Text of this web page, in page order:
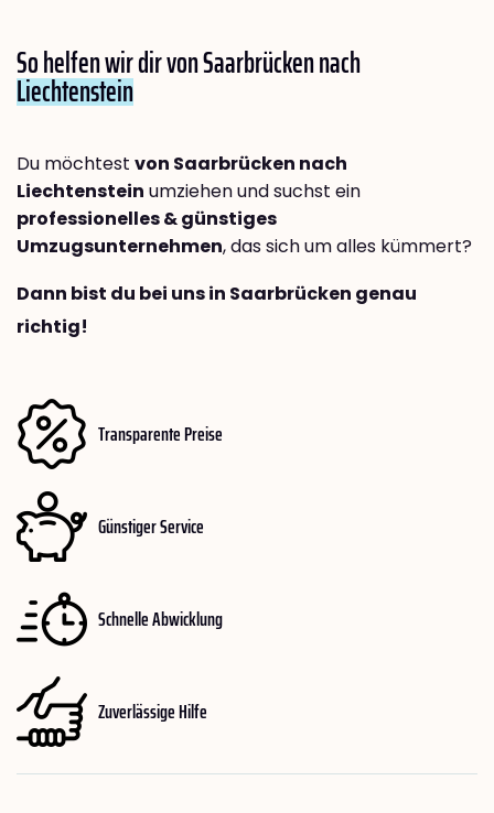
So helfen wir dir von Saarbrücken nach
Liechtenstein
Du möchtest von Saarbrücken nach
Liechtenstein umziehen und suchst ein
professionelles & günstiges
Umzugsunternehmen, das sich um alles kümmert?
Dann bist du bei uns in Saarbrücken genau
richtig!
Transparente Preise
Günstiger Service
Schnelle Abwicklung
Zuverlässige Hilfe